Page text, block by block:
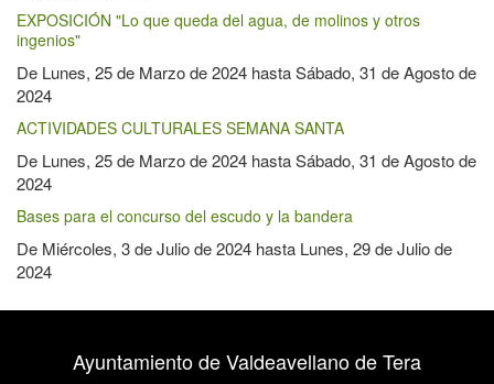
EXPOSICIÓN "Lo que queda del agua, de molinos y otros
ingenios"
De Lunes, 25 de Marzo de 2024 hastaSábado, 31 de Agosto de
2024
ACTIVIDADES CULTURALES SEMANA SANTA
De Lunes, 25 de Marzo de 2024 hastaSábado, 31 de Agosto de
2024
Bases para el concurso del escudo y la bandera
De Miércoles, 3 de Julio de 2024 hasta Lunes, 29 de Julio de
2024
Ayuntamiento de Valdeavellano de Tera